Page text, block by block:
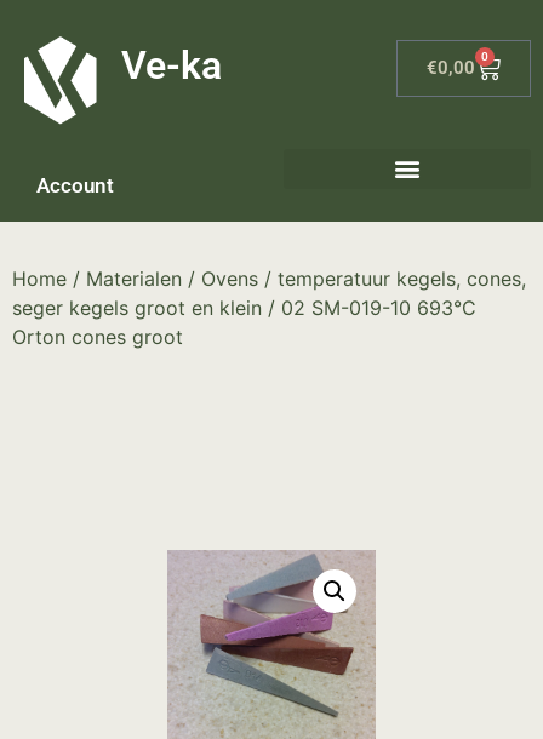
Ve-ka €0,00
0
Account
Home / Materialen / Ovens / temperatuur kegels, cones,
seger kegels groot en klein / 02 SM-019-10 693°C
Orton cones groot